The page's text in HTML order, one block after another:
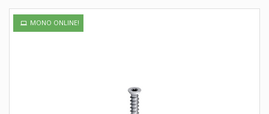
ΜΌΝΟ ONLINE!